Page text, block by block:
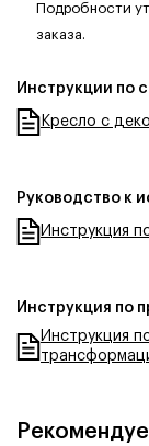
Подробности
заказа.
Инструкции по
Кресло с
Руководство к
Инструкция
Инструкция по
Инструкция